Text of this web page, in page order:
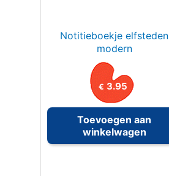
Notitieboekje elfsteden
modern
€ 3.95
Toevoegen aan
winkelwagen